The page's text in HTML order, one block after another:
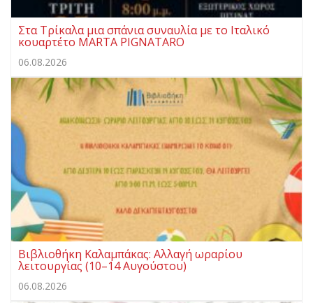
Στα Τρίκαλα μια σπάνια συναυλία με το Ιταλικό
κουαρτέτο MARTA PIGNATARO
06.08.2026
Βιβλιοθήκη Καλαμπάκας: Αλλαγή ωραρίου
λειτουργίας (10–14 Αυγούστου)
06.08.2026